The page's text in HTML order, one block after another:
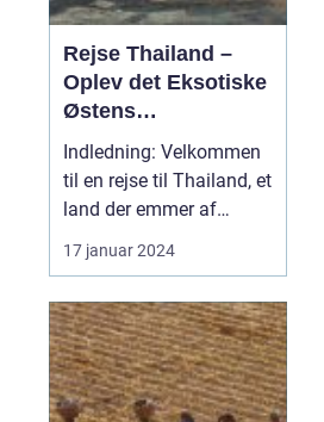
Rejse Thailand –
Oplev det Eksotiske
Østens
Vidunderland
Indledning: Velkommen
til en rejse til Thailand, et
land der emmer af
eksotisk kultur, smukke
strande, frodig natur og
Dette er en destination,
der trækker rejsende til
sig fra hele verden med
sit overflod af oplevelser
17 januar 2024